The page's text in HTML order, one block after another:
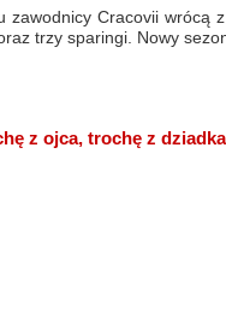
zawodnicy Cracovii
trzy sparingi. Nowy
z ojca, trochę z dziadka